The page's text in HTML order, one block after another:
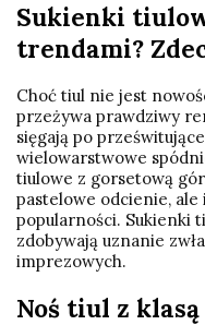
Sukienki
trendami?
Choć tiul nie jest
przeżywa prawdziwy
sięgają po
wielowarstwowe
tiulowe z gorsetową
pastelowe odcienie,
popularności. Sukienki
zdobywają uznanie
imprezowych.
Noś tiul z